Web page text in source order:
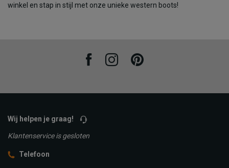
winkel en stap in stijl met onze unieke western boots!
FacebookInstagramPinterest
Wij helpen je graag!
Klantenservice is gesloten
Telefoon